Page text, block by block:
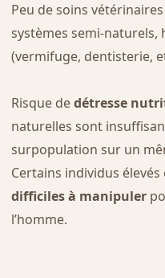
Peu de soins
systèmes semi-naturels,
(vermifuge, dentisterie,
Risque dedétresse
naturelles sont
surpopulation sur un
Certains individus
difficiles à manipuler
l’homme.